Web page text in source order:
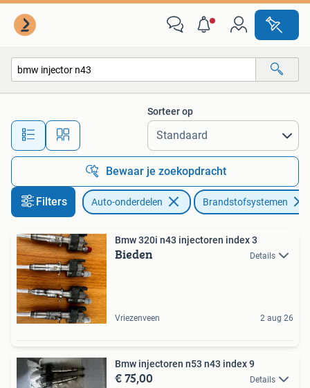
Alle afstanden…
Sorteer op
Bewaar je zoekopdracht
Filters Auto-onderdelen Brandstofsystemen
Bmw 320i n43 injectoren index 3
Bieden Details
Vriezenveen 2 aug 26
Bmw injectoren n53 n43 index 9
€ 75,00 Details